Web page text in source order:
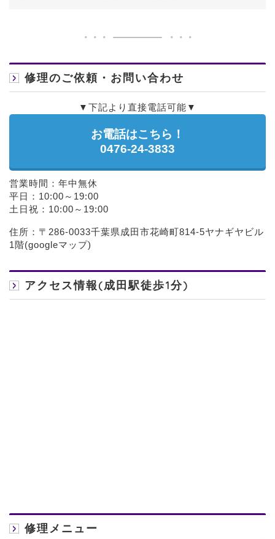
修理のご依頼・お問い合わせ
▼下記より直接電話可能▼
お電話はこちら！
0476-24-3833
営業時間：年中無休
平日：10:00～19:00
土日祝：10:00～19:00
住所：〒286-0033千葉県成田市花崎町814-5ヤナギヤビル
1階(googleマップ)
アクセス情報(成田駅徒歩1分)
修理メニュー